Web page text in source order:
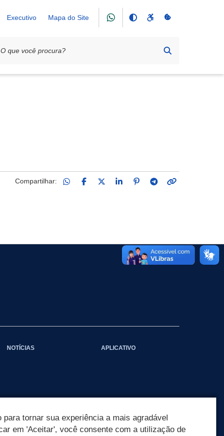
Executivo Mapa do Site
Compartilhar:
NOTÍCIAS APLICATIVO
tornar sua experiência a mais agradável
em 'Aceitar', você consente com a utilização de